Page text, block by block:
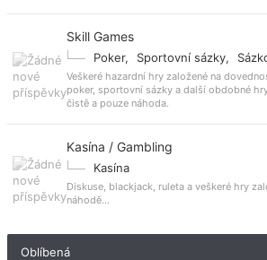
Skill Games
Poker, Sportovní sázky,
Veškeré hazardní hry založené na
poker, sportovní sázky a další obdobné
čistě a pouze náhoda.
Kasína / Gambling
Kasína
Diskuse, blackjack, ruleta a veškeré hry
náhodě...
Oblíbená